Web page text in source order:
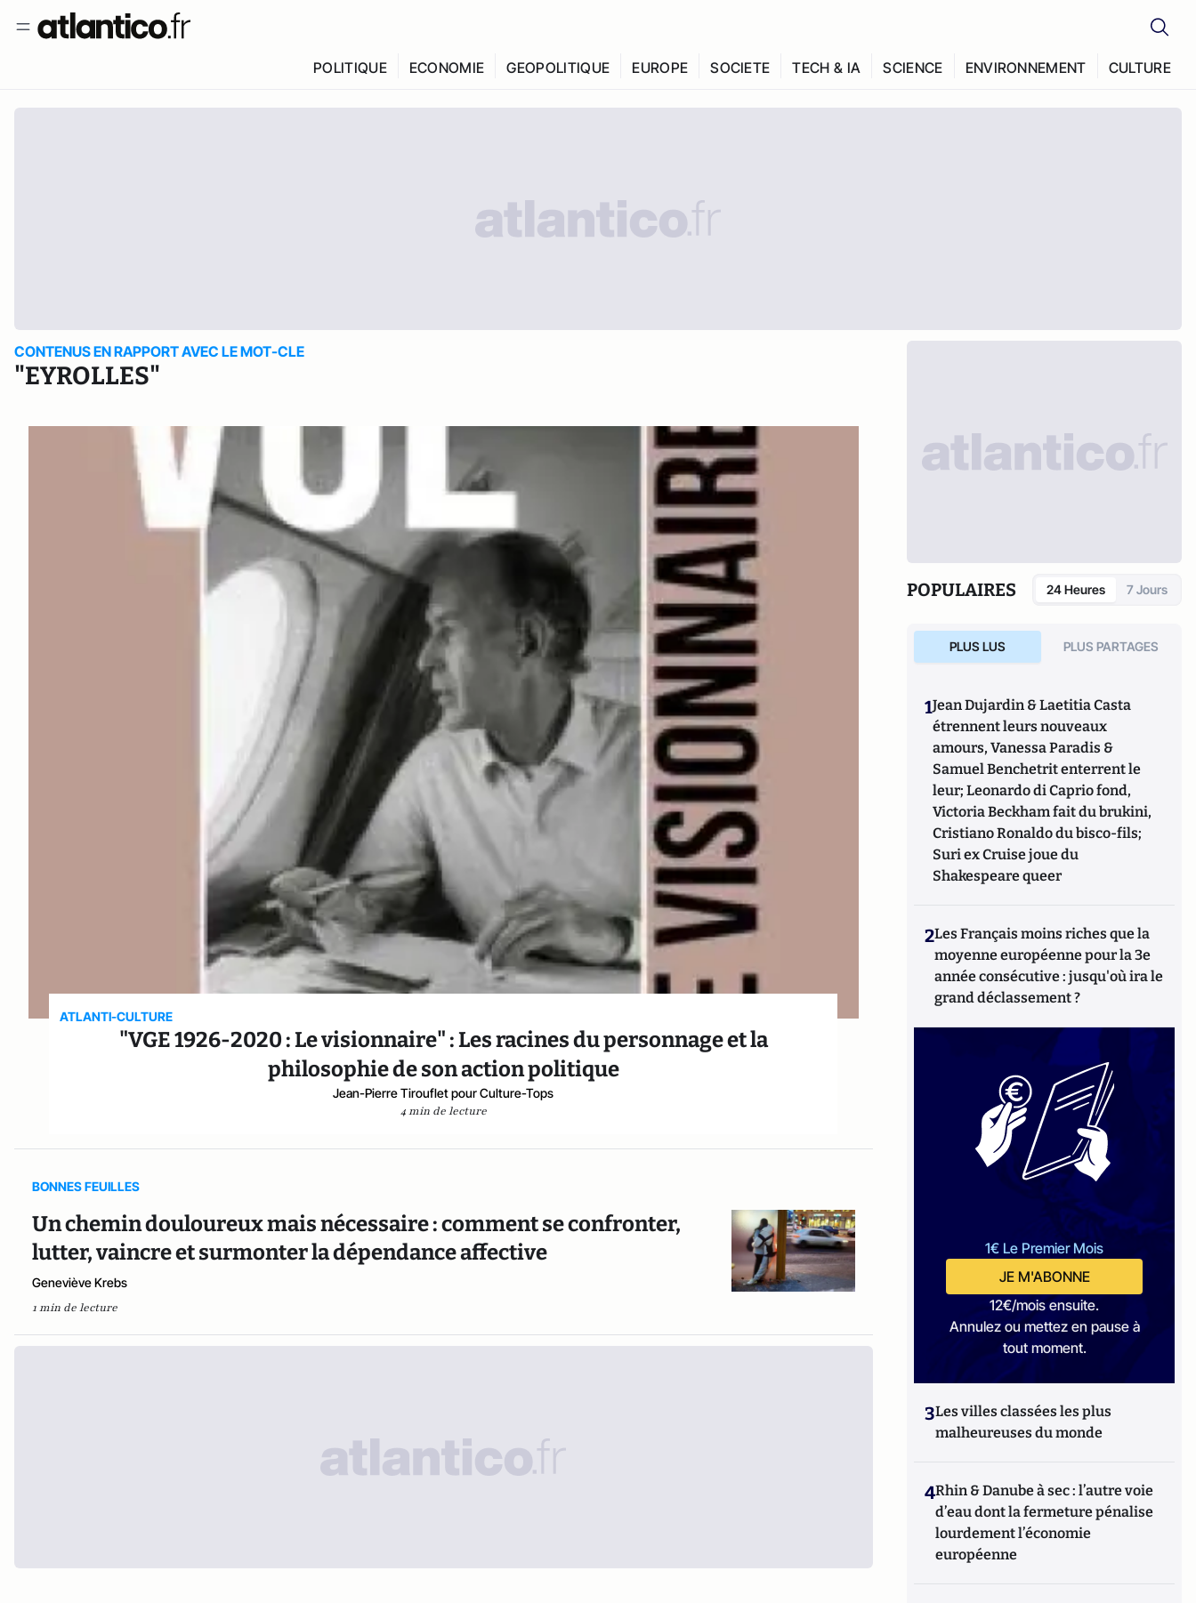
POLITIQUE ECONOMIE GEOPOLITIQUE EUROPE SOCIETE TECH & IA SCIENCE ENVIRONNEMENT CULTURE
CONTENUS EN RAPPORT AVEC LE MOT-CLE
"EYROLLES"
ATLANTI-CULTURE
"VGE 1926-2020 : Le visionnaire" : Les racines du personnage et la
philosophie de son action politique
Jean-Pierre Tirouflet pour Culture-Tops
4 min de lecture
BONNES FEUILLES
Un chemin douloureux mais nécessaire : comment se confronter,
lutter, vaincre et surmonter la dépendance affective
Geneviève Krebs
1 min de lecture
POPULAIRES 24 Heures 7 Jours
PLUS LUS PLUS PARTAGES
1Jean Dujardin & Laetitia Casta
étrennent leurs nouveaux
amours, Vanessa Paradis &
Samuel Benchetrit enterrent le
leur; Leonardo di Caprio fond,
Victoria Beckham fait du brukini,
Cristiano Ronaldo du bisco-fils;
Suri ex Cruise joue du
Shakespeare queer
2Les Français moins riches que la
moyenne européenne pour la 3e
année consécutive : jusqu'où ira le
grand déclassement ?
1€ Le Premier Mois
JE M'ABONNE
12€/mois ensuite.
Annulez ou mettez en pause à
tout moment.
3Les villes classées les plus
malheureuses du monde
4Rhin & Danube à sec : l’autre voie
d’eau dont la fermeture pénalise
lourdement l’économie
européenne